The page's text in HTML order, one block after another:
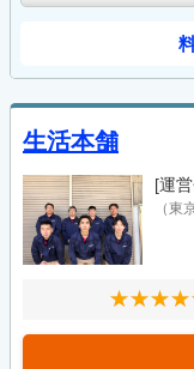
生活本舗
[運
（東